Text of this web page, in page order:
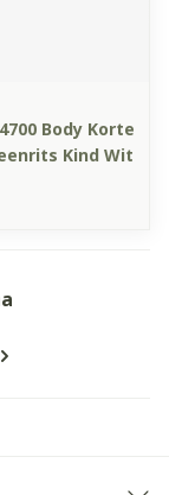
Body Korte
Kind Wit